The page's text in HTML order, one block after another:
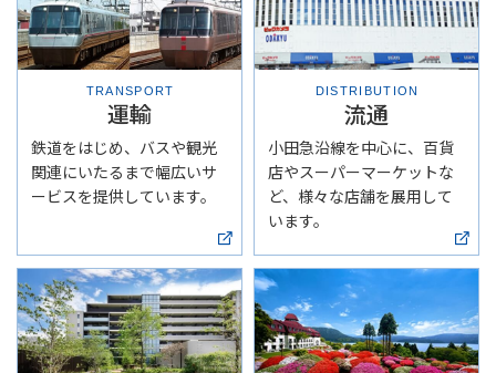
TRANSPORT
運輸
鉄道をはじめ、バスや観光
関連にいたるまで幅広いサ
ービスを提供しています。
DISTRIBUTION
流通
小田急沿線を中心に、百貨
店やスーパーマーケットな
ど、様々な店舗を展用して
います。